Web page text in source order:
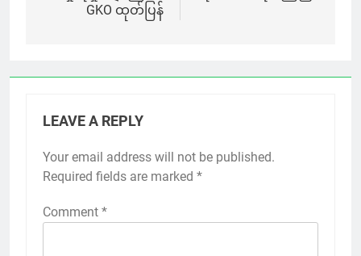
GKO ထုတ်ပြန်
LEAVE A REPLY
Your email address will not be published.
Required fields are marked *
Comment *